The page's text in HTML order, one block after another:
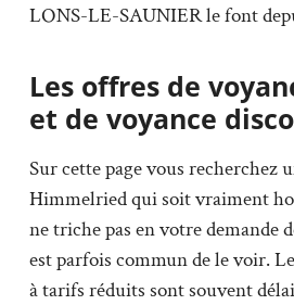
LONS-LE-SAUNIER le font
Les offres de
et de voyance
Sur cette page vous recherchez
Himmelried qui soit vraiment
ne triche pas en votre demande
est parfois commun de le voir.
à tarifs réduits sont souvent